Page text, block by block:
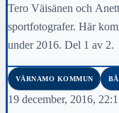
Tero Väisänen och
sportfotografer. Här
under 2016. Del 1 av 2.
VÄRNAMO KOMMUN
19 december, 2016,